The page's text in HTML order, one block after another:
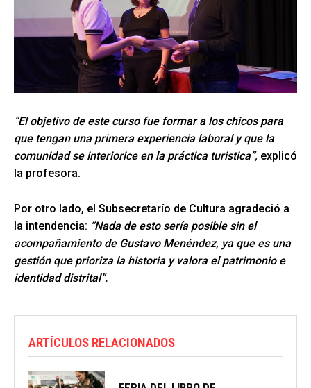
“El objetivo de este curso fue formar a los chicos para
que tengan una primera experiencia laboral y que la
comunidad se interiorice en la práctica turistica”, explicó
la profesora.
Por otro lado, el Subsecretarío de Cultura agradeció a
la intendencia: “Nada de esto sería posible sin el
acompañamiento de Gustavo Menéndez, ya que es una
gestión que prioriza la historia y valora el patrimonio e
identidad distrital”.
ARTÍCULOS RELACIONADOS